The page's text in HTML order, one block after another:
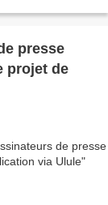
presse
projet de